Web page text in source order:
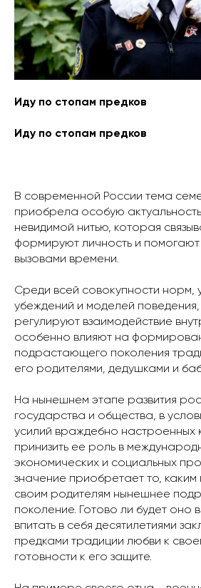
Иду по стопам предков
Иду по стопам предков
В современной России тема
приобрела особую
невидимой нитью, которая
формируют личность и помогают
вызовами времени.
Среди всей совокупности норм,
убеждений и моделей
регулируют взаимодействие
особенно влияют на
подрастающего поколения
его родителями, дедушками и
На нынешнем этапе развития
государства и общества, в
усилий враждебно настроенных
принизить ее роль в
экономических и социальных
значение приобретает то,
своим родителям нынешнее
поколение. Готово ли будет оно
впитать в себя десятилетиями
предками традиции любви к
готовности к его защите.